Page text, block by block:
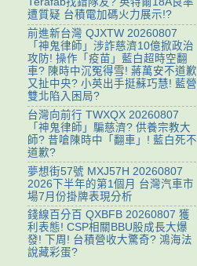
遭質疑 台積電加碼火力展示!?
前進新台灣 QJXTW 20260807
「神鬼律師」涉詐慈濟10億掀政治
攻防! 操作「疫苗」藍白超時空翻
車? 陳時中沉冤得雪! 蔣萬安不道歉
又扯中央? 小英出手挺蘇巧慧! 藍營
雙北陷入困局?
台灣向前行 TWXQX 20260807
「神鬼律師」騙慈濟? 供養宗教大
師? 昔嗆陳時中「翻車」! 藍白死不
道歉?
夢想街57號 MXJ57H 20260807
2026下半年的第1個月 台灣汽車市
場7月份掛牌表現分析
錢線百分百 QXBFB 20260807 獲
利表態! CSP相關BBU股成長大爆
發! 下周! 台積營收大驚奇? 鴻海法
說藏彩蛋?